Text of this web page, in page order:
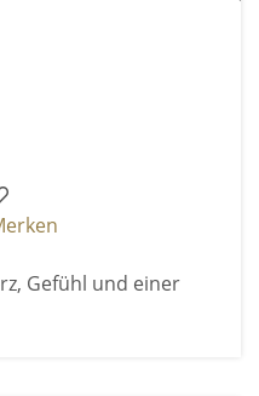
Gefühl und einer